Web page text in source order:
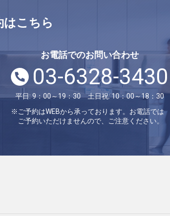
はこちら
お電話でのお問い合わせ
03-6328-3430
平日: 9：00～19：30 土日祝: 10：00～18：30
※ご予約はWEBから承っております。お電話では
ご予約いただけませんので、ご注意ください。